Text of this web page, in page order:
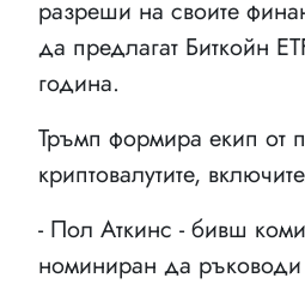
разреши на своите
да предлагат Биткойн
година.
Тръмп формира екип от
криптовалутите,
- Пол Аткинс - бивш
номиниран да ръководи